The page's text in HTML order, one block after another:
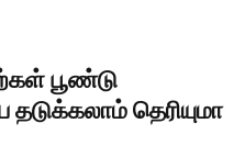
பூண்டு
தெரியுமா